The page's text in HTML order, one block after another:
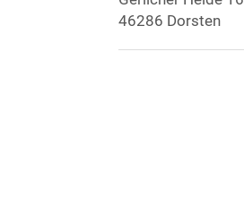
46286 Dorsten